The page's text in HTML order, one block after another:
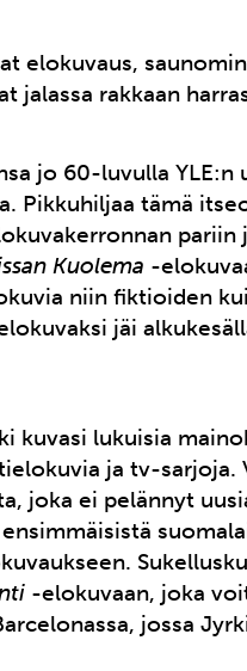
elokuvaus,
jalassa rakkaan
jo 60-luvulla YLE:n
Pikkuhiljaa tämä
pariin
Kuolema -
niin fiktioiden
jäi
kuvasi lukuisia
ja tv-sarjoja.
joka ei pelännyt
-elokuvaan, joka
jossa